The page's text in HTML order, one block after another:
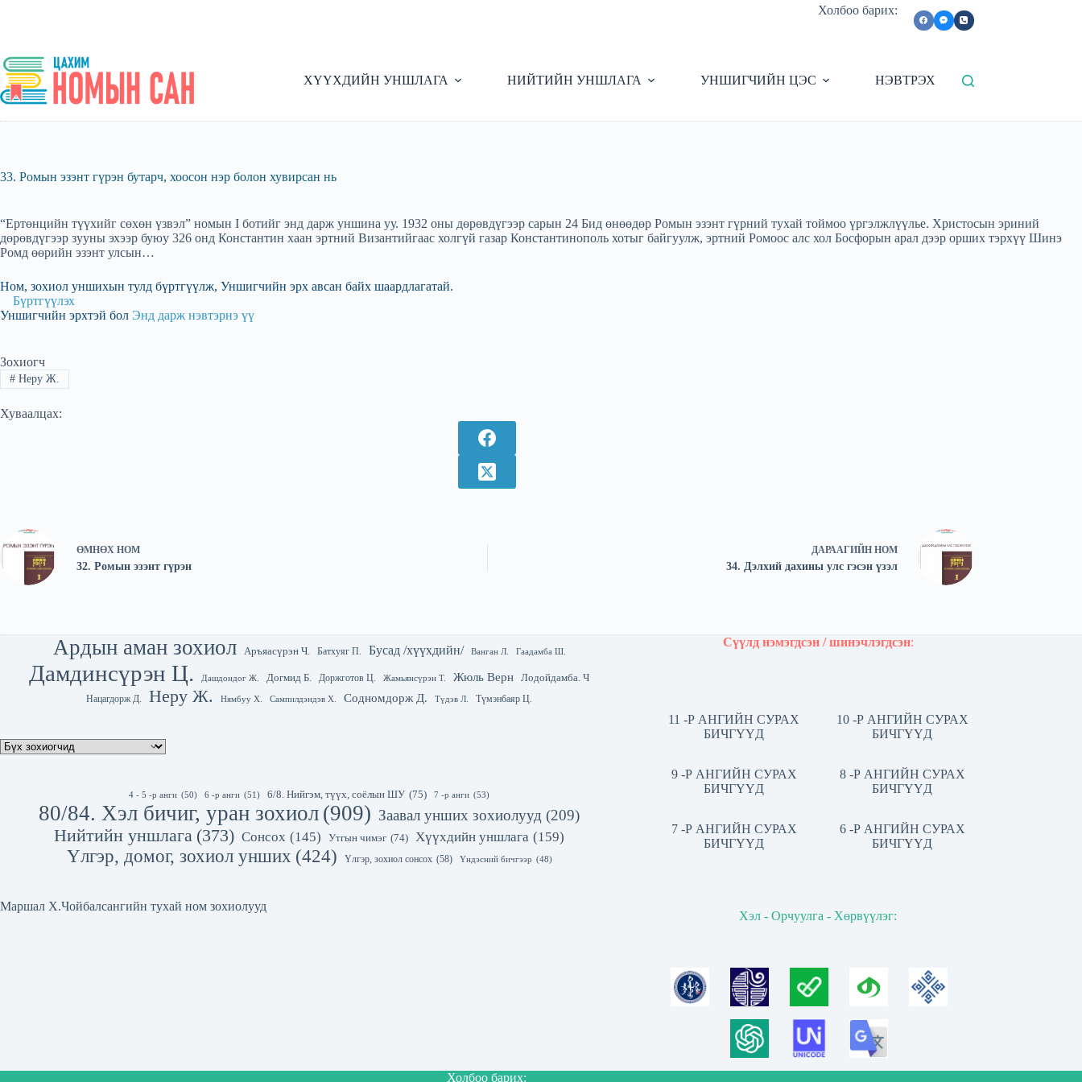
Холбоо барих:
ХҮҮХДИЙН УНШЛАГА НИЙТИЙН УНШЛАГА УНШИГЧИЙН ЦЭС НЭВТРЭХ
33. Ромын эзэнт гүрэн бутарч, хоосон нэр болон хувирсан нь
“Ертөнцийн түүхийг сөхөн үзвэл” номын I ботийг энд дарж уншина уу. 1932 оны дөрөвдүгээр сарын 24 Бид өнөөдөр Ромын эзэнт гүрний тухай тоймоо үргэлжлүүлье. Христосын эриний
дөрөвдүгээр зууны эхээр буюу 326 онд Константин хаан эртний Византийгаас холгүй газар Константинополь хотыг байгуулж, эртний Ромоос алс хол Босфорын арал дээр орших тэрхүү Шинэ
Ромд өөрийн эзэнт улсын…
Ном, зохиол уншихын тулд бүртгүүлж, Уншигчийн эрх авсан байх шаардлагатай.
Бүртгүүлэх
Уншигчийн эрхтэй бол Энд дарж нэвтэрнэ үү
Зохиогч
#Неру Ж.
Хуваалцах:
ӨМНӨХ НОМ
32. Ромын эзэнт гүрэн
ДАРААГИЙН НОМ
34. Дэлхий дахины улс гэсэн үзэл
Ардын аман зохиол Аръяасүрэн Ч. Батхуяг П. Бусад /хүүхдийн/ Ванган Л. Гаадамба Ш.
Дамдинсүрэн Ц. Дашдондог Ж. Догмид Б. Доржготов Ц. Жамьянсүрэн Т. Жюль Верн Лодойдамба. Ч
Нацагдорж Д. Неру Ж. Нямбуу Х. Сампилдэндэв Х. Содномдорж Д. Түдэв Л. Түмэнбаяр Ц.
4 - 5 -р анги (50) 6 -р анги (51) 6/8. Нийгэм, түүх, соёлын ШУ (75) 7 -р анги (53)
80/84. Хэл бичиг, уран зохиол (909) Заавал унших зохиолууд (209)
Нийтийн уншлага (373) Сонсох (145) Утгын чимэг (74) Хүүхдийн уншлага (159)
Үлгэр, домог, зохиол унших (424) Үлгэр, зохиол сонсох (58) Үндэсний бичгээр (48)
Маршал Х.Чойбалсангийн тухай ном зохиолууд
Сүүлд нэмэгдсэн / шинэчлэгдсэн:
11 -Р АНГИЙН СУРАХ
БИЧГҮҮД
10 -Р АНГИЙН СУРАХ
БИЧГҮҮД
9 -Р АНГИЙН СУРАХ
БИЧГҮҮД
8 -Р АНГИЙН СУРАХ
БИЧГҮҮД
7 -Р АНГИЙН СУРАХ
БИЧГҮҮД
6 -Р АНГИЙН СУРАХ
БИЧГҮҮД
Хэл - Орчуулга - Хөрвүүлэг:
Холбоо барих: